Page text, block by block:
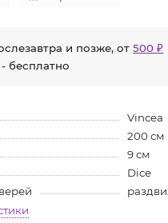
и позже, от500 ₽
бесплатно
Vincea
200 см
9 см
Dice